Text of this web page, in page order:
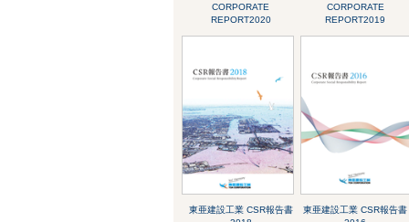
CORPORATE
REPORT2020
CORPORATE
REPORT2019
東亜建設工業 CSR報告書
東亜建設工業 CSR報告書